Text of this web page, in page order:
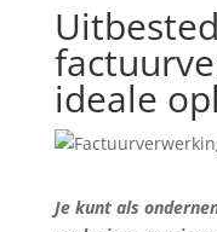
ideale
Je kunt als